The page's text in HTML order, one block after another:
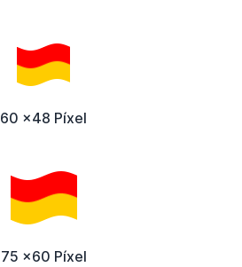
60 x48 Píxel
75 x60 Píxel